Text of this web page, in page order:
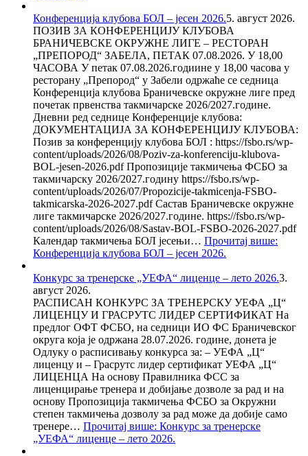
Конференција клубова БОЛ – јесен 2026.5. август 2026.
ПОЗИВ ЗА КОНФЕРЕНЦИЈУ КЛУБОВА
БРАНИЧЕВСКЕ ОКРУЖНЕ ЛИГЕ – РЕСТОРАН
„ПРЕПОРОД“ ЗАБЕЛА, ПЕТАК 07.08.2026. У 18,00
ЧАСОВА У петак 07.08.2026.годиине у 18,00 часова у
ресторану „Препород“ у Забели одржаће се седница
Конференција клубова Браничевске окружне лиге пред
почетак првенства такмичарске 2026/2027.године.
Дневни ред седнице Конференције клубова:
ДОКУМЕНТАЦИЈА ЗА КОНФЕРЕНЦИЈУ КЛУБОВА:
Позив за конференцију клубова БОЛ : https://fsbo.rs/wp-
content/uploads/2026/08/Poziv-za-konferenciju-klubova-
BOL-jesen-2026.pdf Пропозиције такмичења ФСБО за
такмичарску 2026/2027.годину https://fsbo.rs/wp-
content/uploads/2026/07/Propozicije-takmicenja-FSBO-
takmicarska-2026-2027.pdf Састав Браничевске окружне
лиге такмичарске 2026/2027.године. https://fsbo.rs/wp-
content/uploads/2026/08/Sastav-BOL-FSBO-2026-2027.pdf
Календар такмичења БОЛ јесењи… Прочитај више:
Конференција клубова БОЛ – јесен 2026.
Конкурс за тренерске „УЕФА“ лиценце – лето 2026.3.
август 2026.
РАСПИСАН КОНКУРС ЗА ТРЕНЕРСКУ УЕФА „Ц“
ЛИЦЕНЦУ И ГРАСРУТС ЛИДЕР СЕРТИФИКАТ На
предлог ОФТ ФСБО, на седници ИО ФС Браничевског
округа која је одржана 28.07.2026. године, донета је
Одлуку о расписивању конкурса за: – УЕФА „Ц“
лиценцу и – Грасрутс лидер сертификат УЕФА „Ц“
ЛИЦЕНЦА На основу Правилника ФСС за
лиценцирање тренера и добијање дозволе за рад и на
основу Пропозиција такмичења ФСБО за Окружни
степен такмичења дозволу за рад може да добије само
тренере… Прочитај више: Конкурс за тренерске
„УЕФА“ лиценце – лето 2026.